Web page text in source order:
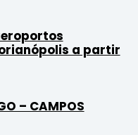
a partir
– CAMPOS